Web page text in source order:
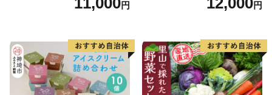
県 プリンマップ】(H073108)
円
りベーグル 国産小麦 パン 自
円